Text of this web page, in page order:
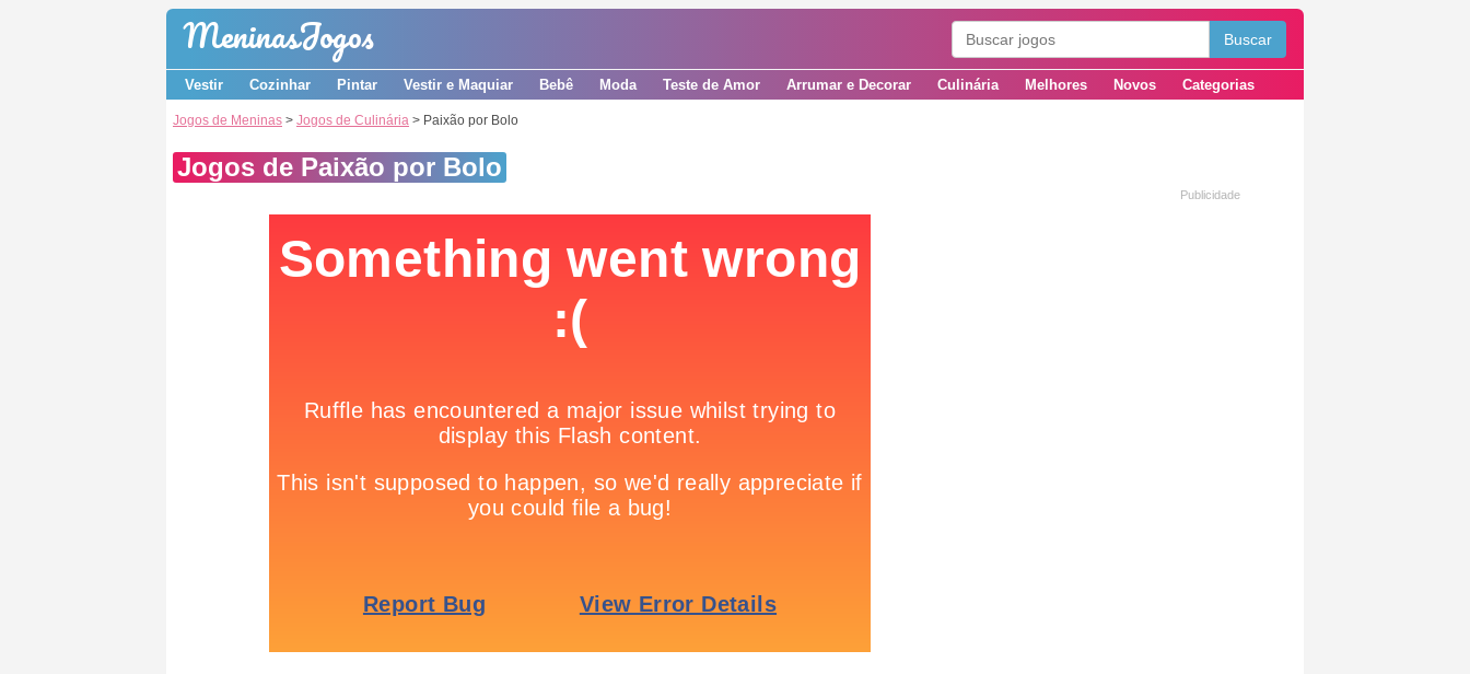
MeninasJogos
Vestir Cozinhar Pintar Vestir e Maquiar Bebê Moda Teste de Amor Arrumar e Decorar Culinária Melhores Novos Categorias
Jogos de Meninas > Jogos de Culinária > Paixão por Bolo
Jogos de Paixão por Bolo